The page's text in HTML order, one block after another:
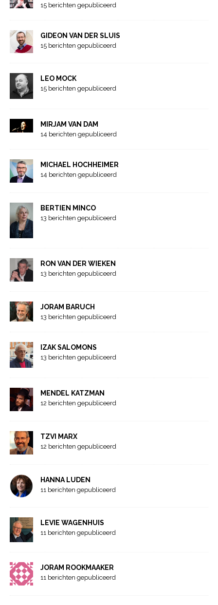
15 berichten gepubliceerd
GIDEON VAN DER SLUIS
15 berichten gepubliceerd
LEO MOCK
15 berichten gepubliceerd
MIRJAM VAN DAM
14 berichten gepubliceerd
MICHAEL HOCHHEIMER
14 berichten gepubliceerd
BERTIEN MINCO
13 berichten gepubliceerd
RON VAN DER WIEKEN
13 berichten gepubliceerd
JORAM BARUCH
13 berichten gepubliceerd
IZAK SALOMONS
13 berichten gepubliceerd
MENDEL KATZMAN
12 berichten gepubliceerd
TZVI MARX
12 berichten gepubliceerd
HANNA LUDEN
11 berichten gepubliceerd
LEVIE WAGENHUIS
11 berichten gepubliceerd
JORAM ROOKMAAKER
11 berichten gepubliceerd